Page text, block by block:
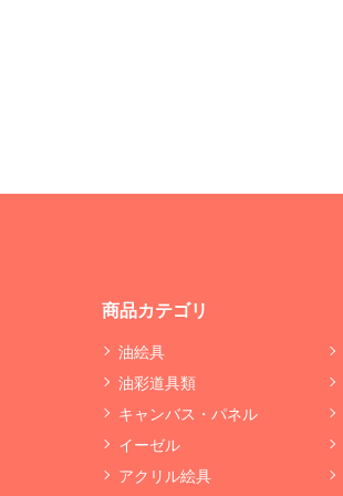
商品カテゴリ
油絵具
油彩道具類
キャンバス・パネル
イーゼル
アクリル絵具